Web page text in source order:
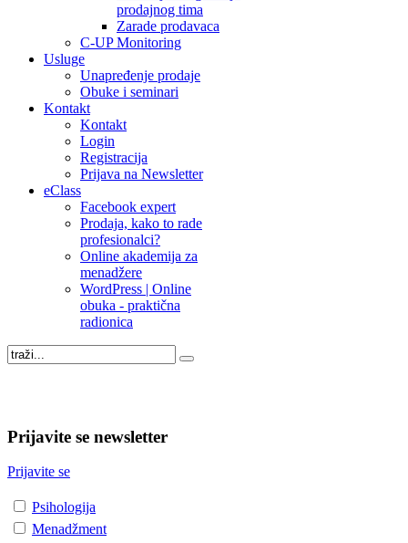
prodajnog tima
Zarade prodavaca
C-UP Monitoring
Usluge
Unapređenje prodaje
Obuke i seminari
Kontakt
Kontakt
Login
Registracija
Prijava na Newsletter
eClass
Facebook expert
Prodaja, kako to rade
profesionalci?
Online akademija za
menadžere
WordPress | Online
obuka - praktična
radionica
Prijavite se newsletter
Prijavite se
Psihologija
Menadžment